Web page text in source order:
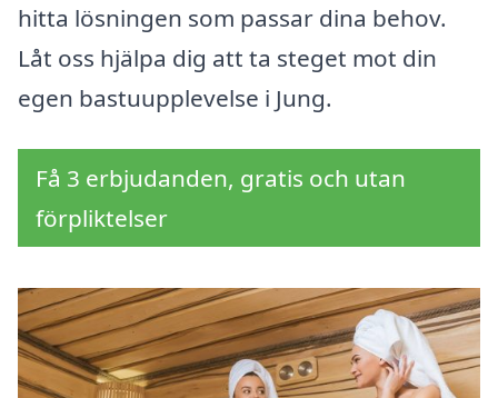
hitta lösningen som passar dina behov.
Låt oss hjälpa dig att ta steget mot din
egen bastuupplevelse i Jung.
Få 3 erbjudanden, gratis och utan
förpliktelser